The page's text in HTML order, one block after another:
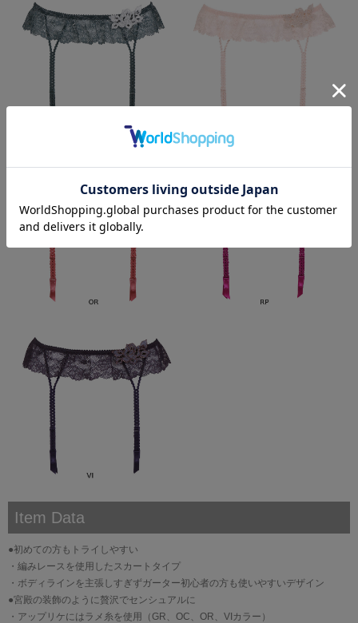
Item Data
●初めての方もトライしやすい
・編みレースを使用したスカートタイプ
・ボディラインを主張しすぎずガーター初心者の方も使いやすいデザイン
●宮殿の装飾のように贅沢でセンシュアルに
・アップリケにはラメ糸を使用（GR、OC、OR、VIカラー）